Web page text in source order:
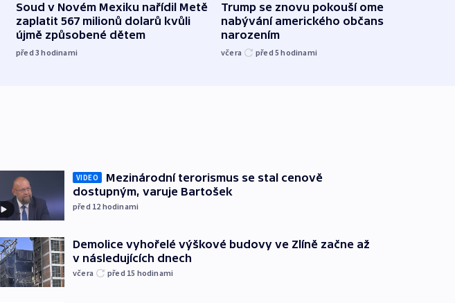
Soud v Novém Mexiku nařídil Metě
zaplatit 567 milionů dolarů kvůli
újmě způsobené dětem
před 3hodinami
Trump se znovu pokouší omezit
nabývání amerického občanství
narozením
včera před 5hodinami
VIDEO
Mezinárodní terorismus se stal cenově
dostupným, varuje Bartošek
před 12 hodinami
Demolice vyhořelé výškové budovy ve Zlíně začne až
v následujících dnech
včera před 15 hodinami